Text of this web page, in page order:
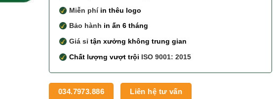
Miễn phíin thêu logo
Bảo hành in ấn 6 tháng
Giá sỉ tận xưởng không trung gian
Chất lượng vượt trội ISO 9001: 2015
034.7973.886 Liên hệ tư vấn